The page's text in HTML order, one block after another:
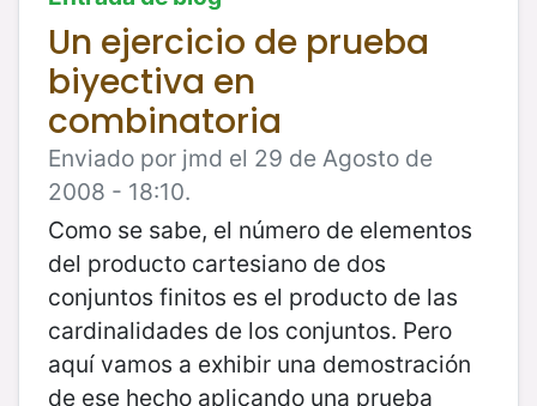
Un ejercicio de prueba
biyectiva en
combinatoria
Enviado por jmd el 29 de Agosto de
2008 - 18:10.
Como se sabe, el número de elementos
del producto cartesiano de dos
conjuntos finitos es el producto de las
cardinalidades de los conjuntos. Pero
aquí vamos a exhibir una demostración
de ese hecho aplicando una prueba